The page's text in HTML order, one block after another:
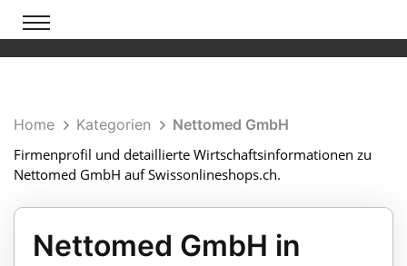
Home Kategorien
Nettomed GmbH
Firmenprofil und detaillierte Wirtschaftsinformationen zu
Nettomed GmbH auf Swissonlineshops.ch.
Nettomed GmbH in